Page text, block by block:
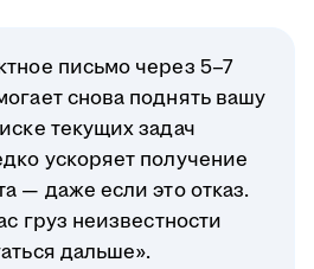
письмо через 5–7
снова поднять вашу
текущих задач
ускоряет получение
— даже если это отказ.
груз неизвестности
дальше».